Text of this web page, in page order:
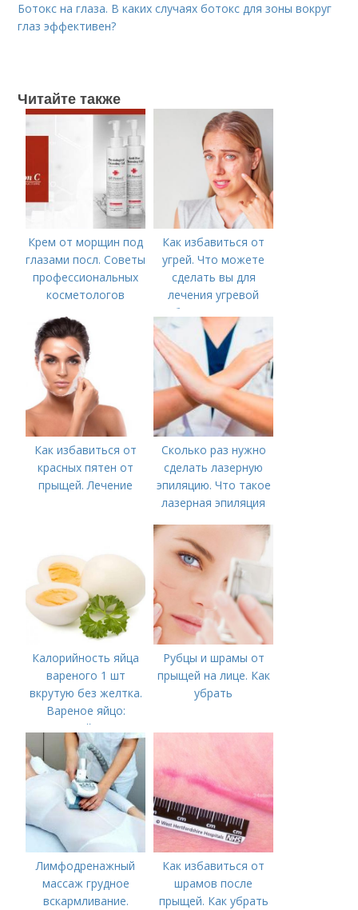
Ботокс на глаза. В каких случаях ботокс для зоны вокруг
глаз эффективен?
Читайте также
Крем от морщин под
глазами посл. Советы
профессиональных
косметологов
Как избавиться от
угрей. Что можете
сделать вы для
лечения угревой
болезни (акне)
Как избавиться от
красных пятен от
прыщей. Лечение
Сколько раз нужно
сделать лазерную
эпиляцию. Что такое
лазерная эпиляция
Калорийность яйца
вареного 1 шт
вкрутую без желтка.
Вареное яйцо:
калорийность
Рубцы и шрамы от
прыщей на лице. Как
убрать
Лимфодренажный
массаж грудное
вскармливание.
Как избавиться от
шрамов после
прыщей. Как убрать